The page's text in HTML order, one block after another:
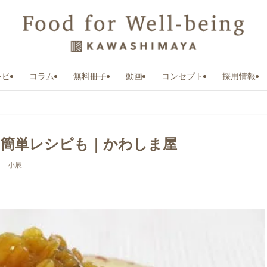
ピ コラム 無料冊子 動画 コンセプト 採用情報
単レシピも｜かわしま屋
小辰